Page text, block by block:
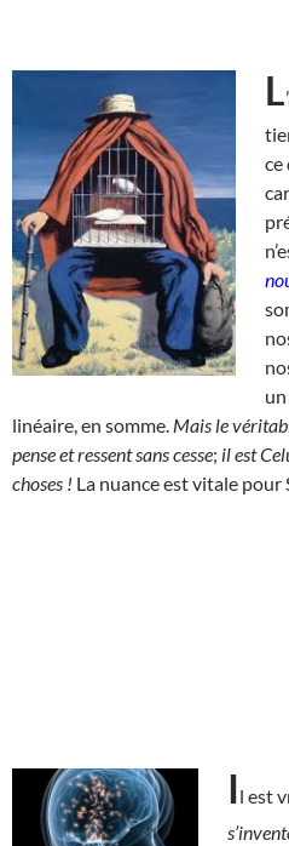
L
ce
linéaire, en somme. Mais le
pense et ressent sans cesse; il est
choses ! La nuance est vitale pour
Il est